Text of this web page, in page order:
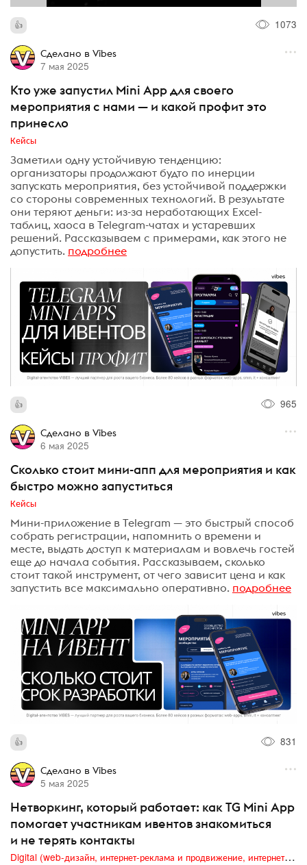
1073
Сделано в Vibes
7 мая 2025
Кто уже запустил Mini App для своего
мероприятия с нами — и какой профит это
принесло
Кейсы
Заметили одну устойчивую тенденцию:
организаторы продолжают будто по инерции
запускать мероприятия, без устойчивой поддержки
со стороны современных технологий. В результате
они теряют деньги: из-за неработающих Excel-
таблиц, хаоса в Telegram-чатах и устаревших
решений. Рассказываем с примерами, как этого не
допустить. подробнее
965
Сделано в Vibes
6 мая 2025
Сколько стоит мини-апп для мероприятия и как
быстро можно запуститься
Кейсы
Мини-приложение в Telegram — это быстрый способ
собрать регистрации, напомнить о времени и
месте, выдать доступ к материалам и вовлечь гостей
еще до начала события. Рассказываем, сколько
стоит такой инструмент, от чего зависит цена и как
запустить все максимально оперативно. подробнее
831
Сделано в Vibes
5 мая 2025
Нетворкинг, который работает: как TG Mini App
помогает участникам ивентов знакомиться
и не терять контакты
Digital (web-дизайн, интернет-реклама и продвижение, интернет-сообщества и блоги, интернет-коммуникации, мобильный маркетинг, реклама на цифровых экранах)